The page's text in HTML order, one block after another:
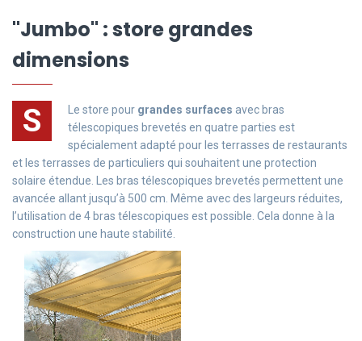
"Jumbo" : store grandes
dimensions
S Le store pour grandes surfaces avec bras
télescopiques brevetés en quatre parties est
spécialement adapté pour les terrasses de restaurants
et les terrasses de particuliers qui souhaitent une protection
solaire étendue. Les bras télescopiques brevetés permettent une
avancée allant jusqu’à 500 cm. Même avec des largeurs réduites,
l’utilisation de 4 bras télescopiques est possible. Cela donne à la
construction une haute stabilité.